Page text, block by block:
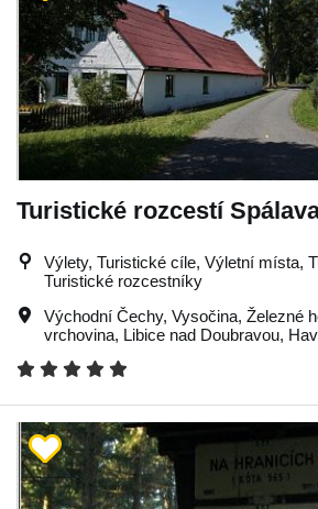
Turistické rozcestí
Výlety, Turistické cíle, Výletní místa,
Turistické rozcestníky
Východní Čechy, Vysočina, Železné
vrchovina, Libice nad Doubravou,